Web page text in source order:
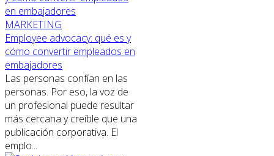
MARKETING
Employee advocacy: qué es y
cómo convertir empleados en
embajadores
Las personas confían en las
personas. Por eso, la voz de
un profesional puede resultar
más cercana y creíble que una
publicación corporativa. El
emplo...